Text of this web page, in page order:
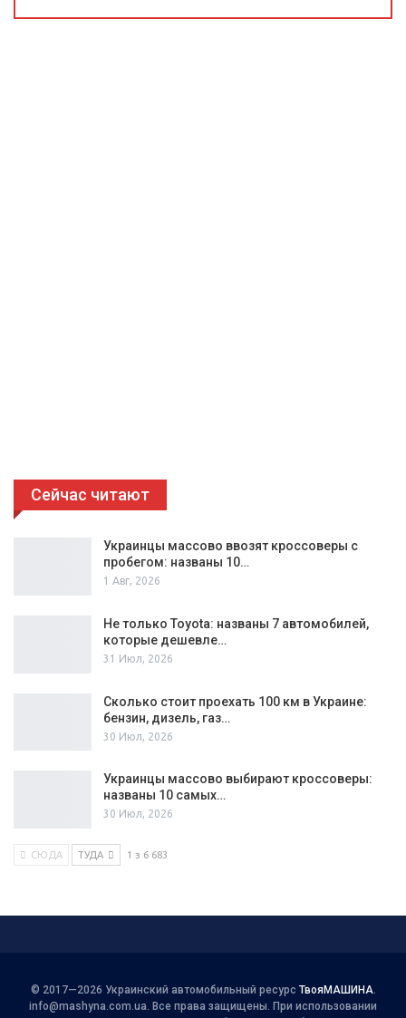
Сейчас читают
Украинцы массово ввозят кроссоверы с
пробегом: названы 10…
1 Авг, 2026
Не только Toyota: названы 7 автомобилей,
которые дешевле…
31 Июл, 2026
Сколько стоит проехать 100 км в Украине:
бензин, дизель, газ…
30 Июл, 2026
Украинцы массово выбирают кроссоверы:
названы 10 самых…
30 Июл, 2026
СЮДА ТУДА 1 з 6 683
© 2017—2026 Украинский автомобильный ресурс ТвояМАШИНА.
info@mashyna.com.ua. Все права защищены. При использовании